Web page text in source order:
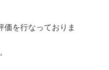
を行なっておりま